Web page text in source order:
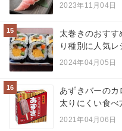
2023年11月04日
15
太巻きのおす
り種別に人気レ
2024年04月05日
16
あずきバーのカ
太りにくい食べ
2021年04月06日